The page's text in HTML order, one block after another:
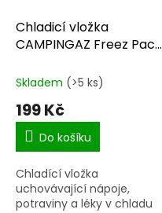
Chladicí vložka
CAMPINGAZ Freez Pack
Skladem (>5 ks)
199 Kč
Do košíku
Chladící vložka
uchovávající nápoje,
potraviny a léky v chladu